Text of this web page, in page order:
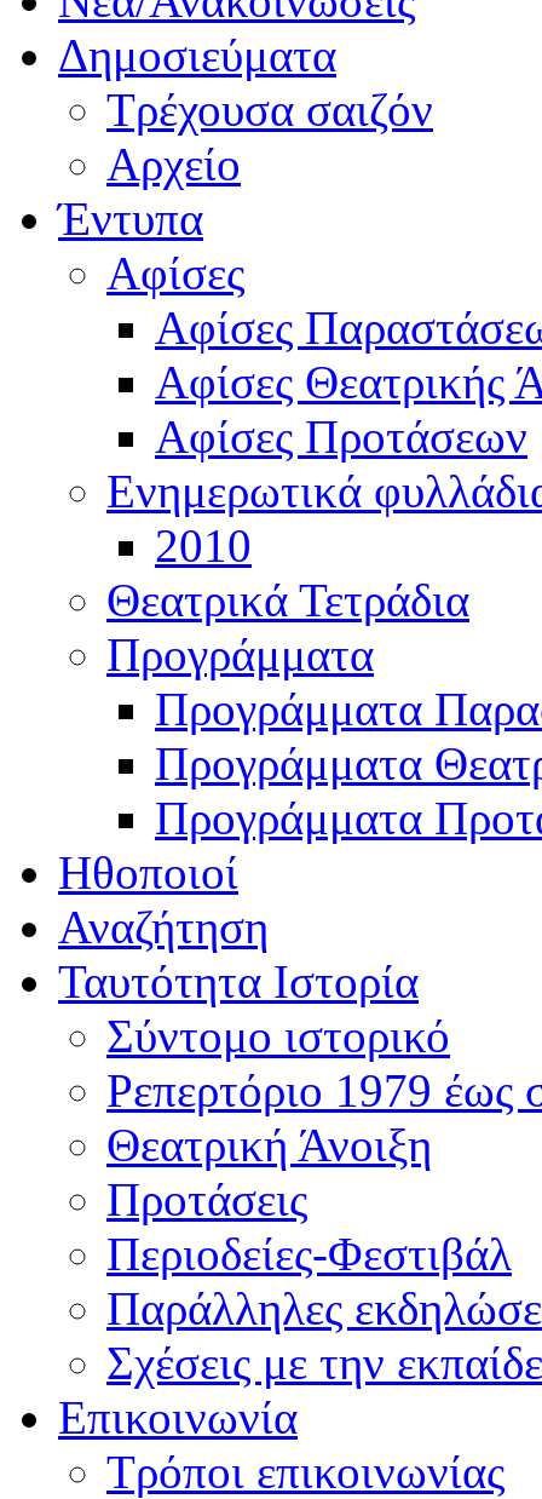
Δημοσιεύματα
Τρέχουσα σαιζόν
Αρχείο
Έντυπα
Αφίσες
Αφίσες
Αφίσες Θεατρικής
Αφίσες Προτάσεων
Ενημερωτικά
2010
Θεατρικά Τετράδια
Προγράμματα
Προγράμματα
Προγράμματα
Προγράμματα
Ηθοποιοί
Αναζήτηση
Ταυτότητα Ιστορία
Σύντομο ιστορικό
Ρεπερτόριο 1979 έως
Θεατρική Άνοιξη
Προτάσεις
Περιοδείες-Φεστιβάλ
Παράλληλες
Σχέσεις με την
Επικοινωνία
Τρόποι επικοινωνίας